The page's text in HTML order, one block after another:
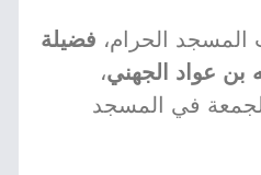
الحرام، فضيلة
بن عواد الجهني،
في المسجد